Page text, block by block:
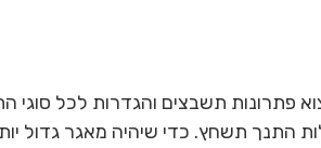
פתרונות תשבצים והגדרות לכל סוגי
התנך תשחץ. כדי שיהיה מאגר גדול